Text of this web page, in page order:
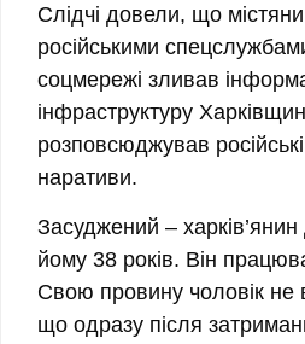
Слідчі довели, що
російськими
соцмережі зливав
інфраструктуру
розповсюджував
наративи.
Засуджений –
йому 38 років. Він
Свою провину чоловік не
що одразу після